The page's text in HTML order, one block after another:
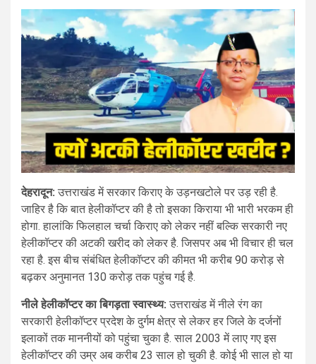
देहरादून: उत्तराखंड में सरकार किराए के उड़नखटोले पर उड़ रही है.
जाहिर है कि बात हेलीकॉप्टर की है तो इसका किराया भी भारी भरकम ही
होगा. हालांकि फिलहाल चर्चा किराए को लेकर नहीं बल्कि सरकारी नए
हेलीकॉप्टर की अटकी खरीद को लेकर है. जिसपर अब भी विचार ही चल
रहा है. इस बीच संबंधित हेलीकॉप्टर की कीमत भी करीब 90 करोड़ से
बढ़कर अनुमानत 130 करोड़ तक पहुंच गई है.
नीले हेलीकॉप्टर का बिगड़ता स्वास्थ्य: उत्तराखंड में नीले रंग का
सरकारी हेलीकॉप्टर प्रदेश के दुर्गम क्षेत्र से लेकर हर जिले के दर्जनों
इलाकों तक माननीयों को पहुंचा चुका है. साल 2003 में लाए गए इस
हेलीकॉप्टर की उम्र अब करीब 23 साल हो चुकी है. कोई भी साल हो या